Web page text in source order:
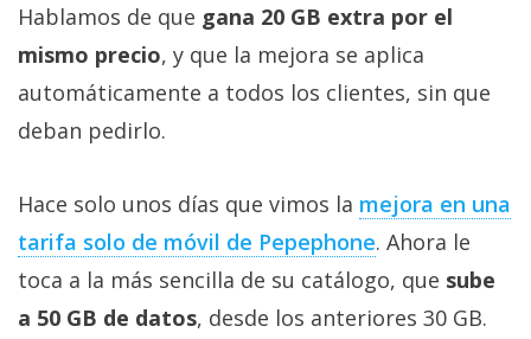
Hablamos de que gana 20 GB extra por el
mismo precio, y que la mejora se aplica
automáticamente a todos los clientes, sin que
deban pedirlo.
Hace solo unos días que vimos la mejora en una
tarifa solo de móvil de Pepephone‎. Ahora le
toca a la más sencilla de su catálogo, que sube
a 50 GB de datos, desde los anteriores 30 GB.